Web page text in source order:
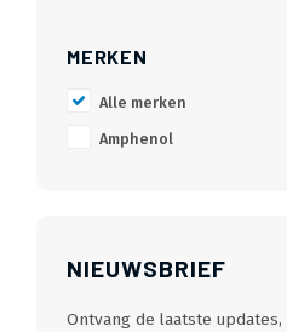
MERKEN
Alle merken
Amphenol
NIEUWSBRIEF
Ontvang de laatste updates,